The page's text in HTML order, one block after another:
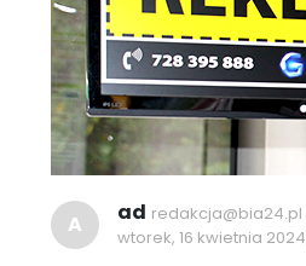
A ad redakcja@bia24.pl
wtorek, 16 kwietnia